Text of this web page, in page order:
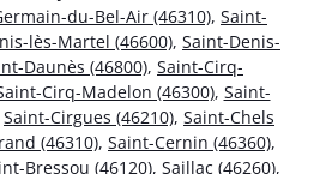
du-Bel-Air (46310), Saint-
lès-Martel (46600), Saint-Denis-
Daunès (46800), Saint-Cirq-
Cirq-Madelon (46300), Saint-
Saint-Cirgues (46210), Saint-Chels
(46310), Saint-Cernin (46360),
Bressou (46120), Saillac (46260),